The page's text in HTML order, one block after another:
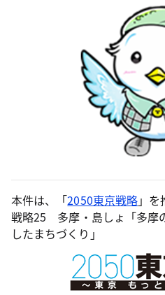
本件は、「2050東京戦略」を
戦略25 多摩・島しょ「多摩
したまちづくり」